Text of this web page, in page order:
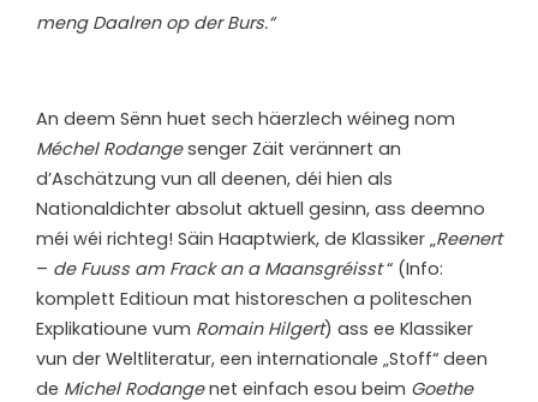
meng Daalren op der Burs.“
An deem Sënn huet sech häerzlech wéineg nom
Méchel Rodangesenger Zäit verännert an
d’Aschätzung vun all deenen, déi hien als
Nationaldichter absolut aktuell gesinn, ass deemno
méi wéi richteg! Säin Haaptwierk, de Klassiker „Reenert
– de Fuuss am Frack an a Maansgréisst“ (Info:
komplett Editioun mat historeschen a politeschen
Explikatioune vum Romain Hilgert) ass ee Klassiker
vun der Weltliteratur, een internationale „Stoff“ deen
de Michel Rodangenet einfach esou beim Goethe